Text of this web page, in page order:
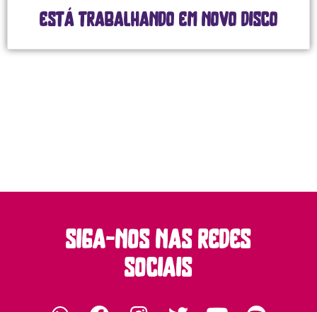
está trabalhando em novo disco
siga-nos nas redes
sociais